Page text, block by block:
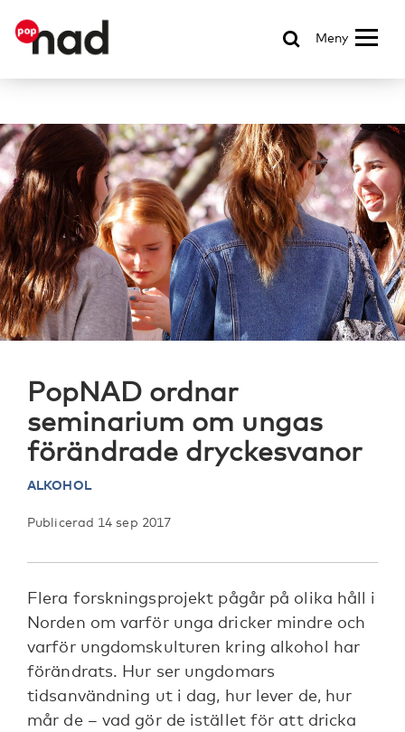
Meny
PopNAD ordnar
seminarium om ungas
förändrade dryckesvanor
ALKOHOL
Publicerad 14 sep 2017
Flera forskningsprojekt pågår på olika håll i
Norden om varför unga dricker mindre och
varför ungdomskulturen kring alkohol har
förändrats. Hur ser ungdomars
tidsanvändning ut i dag, hur lever de, hur
mår de – vad gör de istället för att dricka